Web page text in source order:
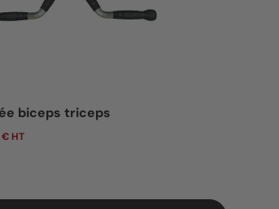
biceps triceps
HT